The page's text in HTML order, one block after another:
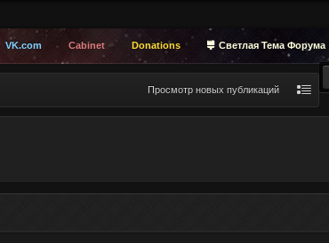
VK.com Cabinet Donations Светлая Тема Форума
Просмотр новых публикаций